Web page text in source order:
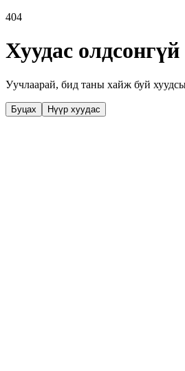
404
Хуудас олдсонгүй
Уучлаарай, бид таны хайж буй
Буцах Нүүр хуудас